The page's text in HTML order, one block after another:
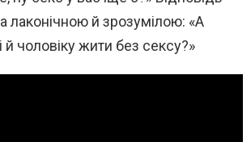
лаконічною й зрозумілою: «А
чоловіку жити без сексу?»